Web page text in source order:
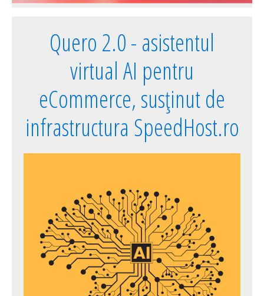
Quero 2.0 - asistentul
virtual AI pentru
eCommerce, susținut de
infrastructura SpeedHost.ro